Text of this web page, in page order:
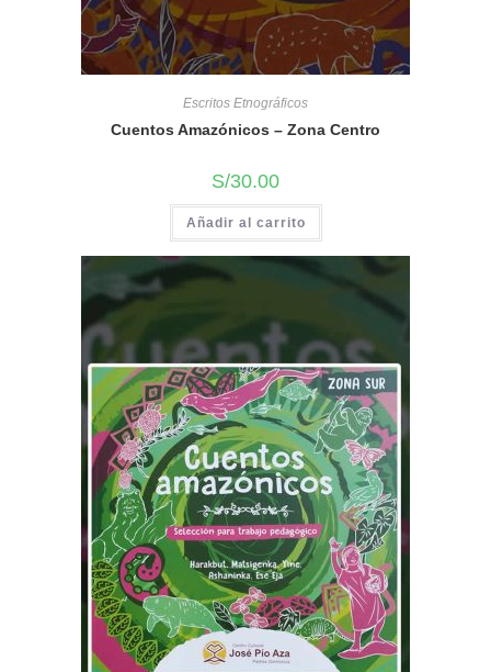
Escritos Etnográficos
Cuentos Amazónicos – Zona Centro
S/30.00
Añadir al carrito